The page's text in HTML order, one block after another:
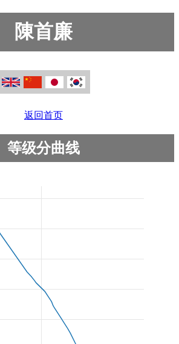
陳首廉
返回首页
等级分曲线